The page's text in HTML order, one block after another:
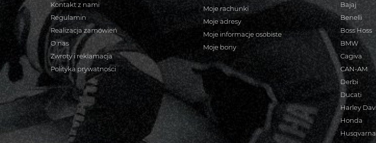
Kontakt z nami
Regulamin
Realizacja zamówień
O nas
Zwroty i reklamacja
Polityka prywatności
Moje rachunki
Moje adresy
Moje informacje osobiste
Moje bony
Bajaj
Benelli
Boss Hoss
BMW
Cagiva
CAN-AM
Derbi
Ducati
Harley
Honda
Husqvarna